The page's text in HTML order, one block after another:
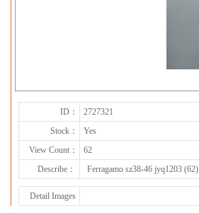
ID： 2727321
Stock：
Yes
View Count：
62
Describe：
Ferragamo sz38-46 jyq1203 (62)
Detail Images